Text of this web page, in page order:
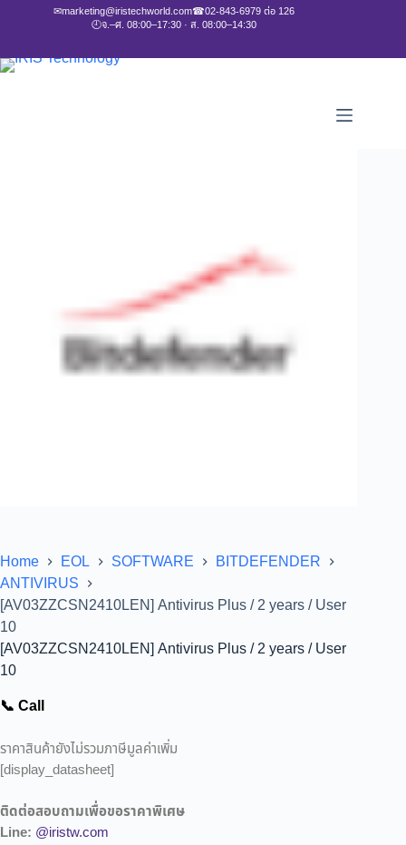
✉marketing@iristechworld.com☎02-843-6979 ต่อ 126
🕘จ.–ศ. 08:00–17:30 · ส. 08:00–14:30
Home EOL SOFTWARE
BITDEFENDER
ANTIVIRUS
[AV03ZZCSN2410LEN] Antivirus Plus / 2 years / User
10
[AV03ZZCSN2410LEN] Antivirus Plus / 2 years / User
10
📞 Call
ราคาสินค้ายังไม่รวมภาษีมูลค่าเพิ่ม
[display_datasheet]
ติดต่อสอบถามเพื่อขอราคาพิเศษ
Line: @iristw.com